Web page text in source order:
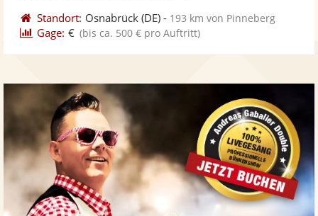
Standort: Osnabrück (DE) - 193 km von Pinneberg
Gage: € (bis ca. 500 € pro Auftritt)